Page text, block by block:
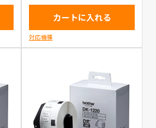
カートに入れる
対応機種